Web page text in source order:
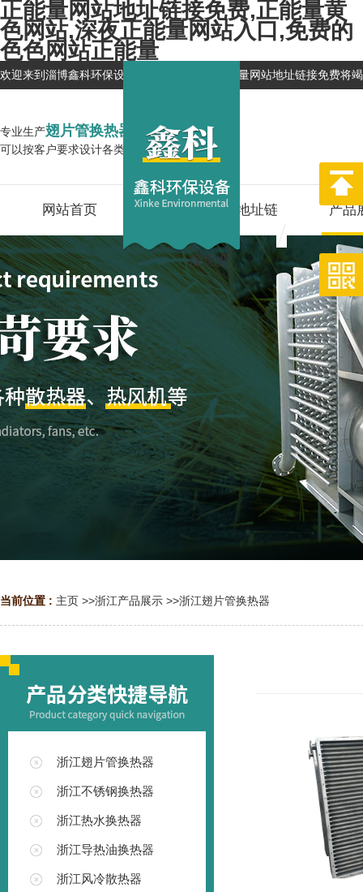
正能量网站地址链接免费,正能量黄
色网站,深夜正能量网站入口,免费的
色色网站正能量
欢迎来到淄博鑫科环保设备有限公司网站，正能量网站地址链接免费将
专业生产翅片管换热器
企业
可以按客户要求设计各类换热器,型号全
网站首页 关于正能量网站地址链
接免费
产品
当前位置 : 主页 >>浙江产品展示 >>浙江翅片管换热器
浙江翅片管换热器
浙江不锈钢换热器
浙江热水换热器
浙江导热油换热器
浙江风冷散热器